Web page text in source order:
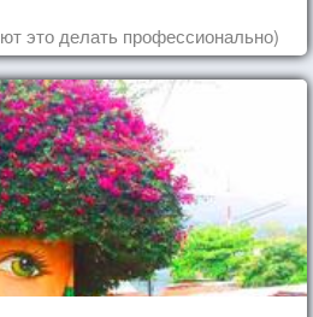
это делать профессионально)